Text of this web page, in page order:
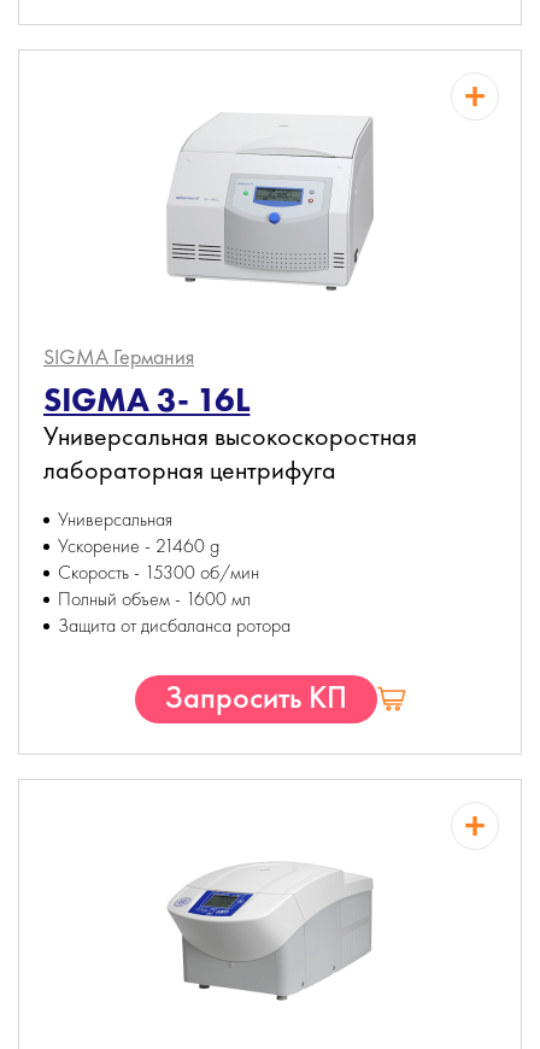
SIGMA Германия
SIGMA 3- 16L
Универсальная высокоскоростная
лабораторная центрифуга
Универсальная
Ускорение - 21460 g
Скорость - 15300 об/мин
Полный объем - 1600 мл
Защита от дисбаланса ротора
Запросить КП